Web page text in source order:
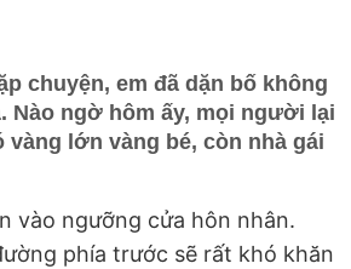
chuyện, em đã dặn bố không
Nào ngờ hôm ấy, mọi người lại
vàng lớn vàng bé, còn nhà gái
vào ngưỡng cửa hôn nhân.
phía trước sẽ rất khó khăn